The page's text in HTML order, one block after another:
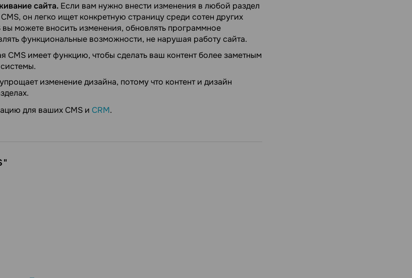
сайта. Если вам нужно внести изменения в любой раздел
он легко ищет конкретную страницу среди сотен других
можете вносить изменения, обновлять программное
функциональные возможности, не нарушая работу сайта.
CMS имеет функцию, чтобы сделать ваш контент более заметным
изменение дизайна, потому что контент и дизайн
для ваших CMS и CRM.